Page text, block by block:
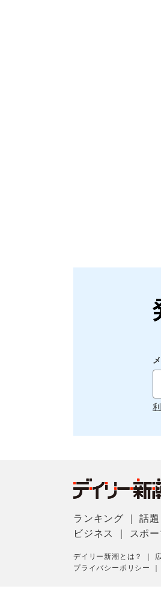
ランキング ｜話題
ビジネス
スポー
デイリー新潮とは？
プライバシーポリシー